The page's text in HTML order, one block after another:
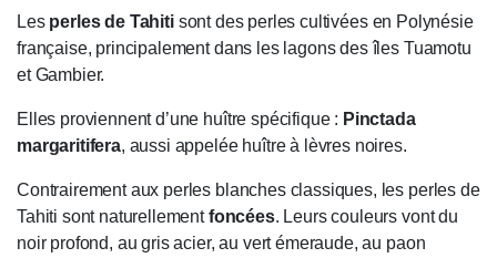
Les perles de Tahitisont des perles cultivées en Polynésie
française, principalement dans les lagons des îles Tuamotu
et Gambier.
Elles proviennent d’une huître spécifique : Pinctada
margaritifera, aussi appelée huître à lèvres noires.
Contrairement aux perles blanches classiques, les perles de
Tahiti sont naturellementfoncées. Leurs couleurs vont du
noir profond, au gris acier, au vert émeraude, au paon